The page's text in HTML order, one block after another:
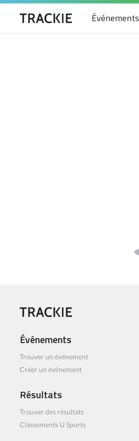
Événements
Événements
Trouver un événement
Créer un événement
Résultats
Trouver des résultats
Classements U Sports